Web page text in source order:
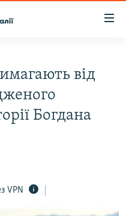
від
Богдана
VPN